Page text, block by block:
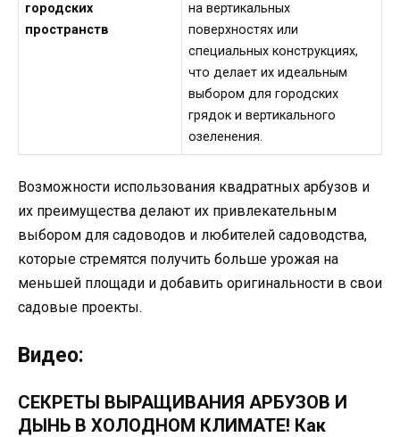
городских
пространств
на вертикальных
поверхностях или
специальных конструкциях,
что делает их идеальным
выбором для городских
грядок и вертикального
озеленения.
Возможности использования квадратных арбузов и
их преимущества делают их привлекательным
выбором для садоводов и любителей садоводства,
которые стремятся получить больше урожая на
меньшей площади и добавить оригинальности в свои
садовые проекты.
Видео:
СЕКРЕТЫ ВЫРАЩИВАНИЯ АРБУЗОВ И
ДЫНЬ В ХОЛОДНОМ КЛИМАТЕ! Как